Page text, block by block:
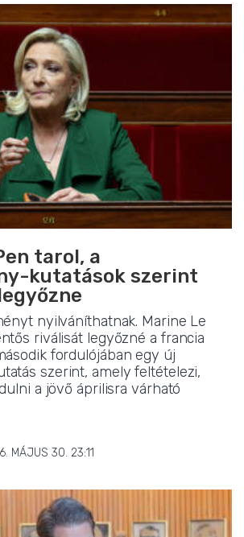
tarol, a
kutatások szerint
nyilváníthatnak. Marine Le
riválisát legyőzné a francia
fordulójában egy új
szerint, amely feltételezi,
a jövő áprilisra várható
MÁJUS 30. 23:11